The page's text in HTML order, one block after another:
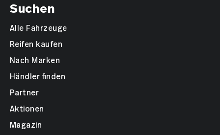
Suchen
Alle Fahrzeuge
Reifen kaufen
Nach Marken
Händler finden
Partner
Aktionen
Magazin